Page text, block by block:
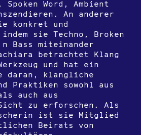
Word, Ambient
An anderer
konkret und
sie Techno, Broken
n Bass miteinander
betrachtet Klang
und hat ein
daran, klangliche
Praktiken sowohl aus
auch aus
zu erforschen. Als
ist sie Mitglied
Beirats von